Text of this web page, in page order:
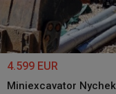
4.599 EUR
Miniexcavator